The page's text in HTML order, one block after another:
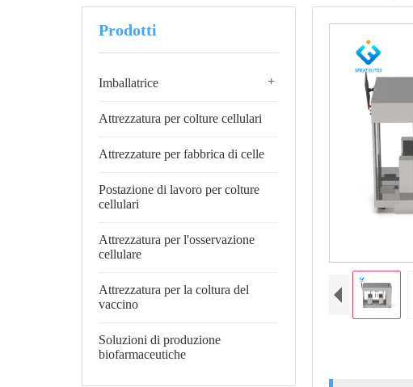
Prodotti
+
Imballatrice
Attrezzatura per colture cellulari
Attrezzature per fabbrica di celle
Postazione di lavoro per colture
cellulari
Attrezzatura per l'osservazione
cellulare
Attrezzatura per la coltura del
vaccino
Soluzioni di produzione
biofarmaceutiche